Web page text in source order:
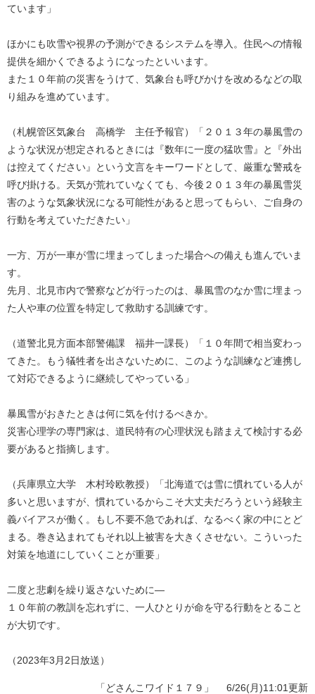
ています」
ほかにも吹雪や視界の予測ができるシステムを導入。住民への情報
提供を細かくできるようになったといいます。
また１０年前の災害をうけて、気象台も呼びかけを改めるなどの取
り組みを進めています。
（札幌管区気象台 高橋学 主任予報官）「２０１３年の暴風雪の
ような状況が想定されるときには『数年に一度の猛吹雪』と『外出
は控えてください』という文言をキーワードとして、厳重な警戒を
呼び掛ける。天気が荒れていなくても、今後２０１３年の暴風雪災
害のような気象状況になる可能性があると思ってもらい、ご自身の
行動を考えていただきたい」
一方、万が一車が雪に埋まってしまった場合への備えも進んでいま
す。
先月、北見市内で警察などが行ったのは、暴風雪のなか雪に埋まっ
た人や車の位置を特定して救助する訓練です。
（道警北見方面本部警備課 福井一課長）「１０年間で相当変わっ
てきた。もう犠牲者を出さないために、このような訓練など連携し
て対応できるように継続してやっている」
暴風雪がおきたときは何に気を付けるべきか。
災害心理学の専門家は、道民特有の心理状況も踏まえて検討する必
要があると指摘します。
（兵庫県立大学 木村玲欧教授）「北海道では雪に慣れている人が
多いと思いますが、慣れているからこそ大丈夫だろうという経験主
義バイアスが働く。もし不要不急であれば、なるべく家の中にとど
まる。巻き込まれてもそれ以上被害を大きくさせない。こういった
対策を地道にしていくことが重要」
二度と悲劇を繰り返さないために—
１０年前の教訓を忘れずに、一人ひとりが命を守る行動をとること
が大切です。
（2023年3月2日放送）
「どさんこワイド１７９」 6/26(月)11:01更新